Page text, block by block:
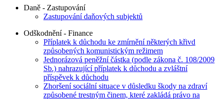
Daně - Zastupování
Zastupování daňových subjektů
Odškodnění - Finance
Příplatek k důchodu ke zmírnění některých křivd
způsobených komunistickým režimem
Jednorázová peněžní částka (podle zákona č. 108/2009
Sb.) nahrazující příplatek k důchodu a zvláštní
příspěvek k důchodu
Zhoršení sociální situace v důsledku škody na zdraví
způsobené trestným činem, které zakládá právo na